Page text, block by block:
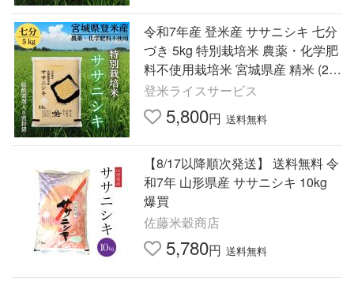
令和7年産 登米産 ササニシキ 七分
づき 5kg 特別栽培米 農薬・化学肥
料不使用栽培米 宮城県産 精米 (2.5
kg×2)
登米ライスサービス
5,800円 送料無料
【8/17以降順次発送】 送料無料 令
和7年 山形県産 ササニシキ 10kg
爆買
佐藤米穀商店
5,780円 送料無料